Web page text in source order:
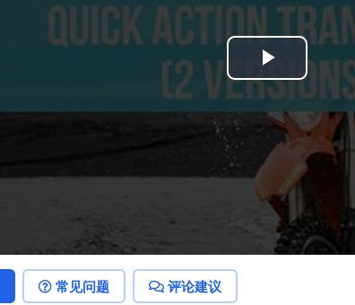
Play
Video
常见问题 评论建议